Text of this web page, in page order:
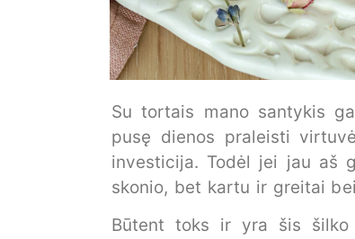
Su tortais mano santykis
pusę dienos praleisti
investicija. Todėl jei jau aš
skonio, bet kartu ir greitai
Būtent toks ir yra šis šilko